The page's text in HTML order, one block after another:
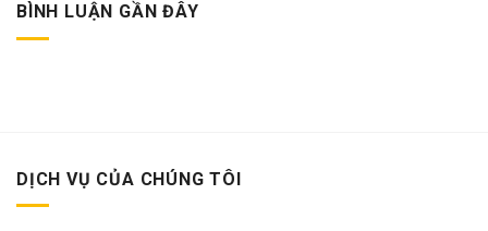
BÌNH LUẬN GẦN ĐÂY
DỊCH VỤ CỦA CHÚNG TÔI